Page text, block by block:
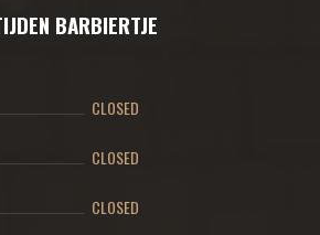
BARBIERTJE
CLOSED
CLOSED
CLOSED